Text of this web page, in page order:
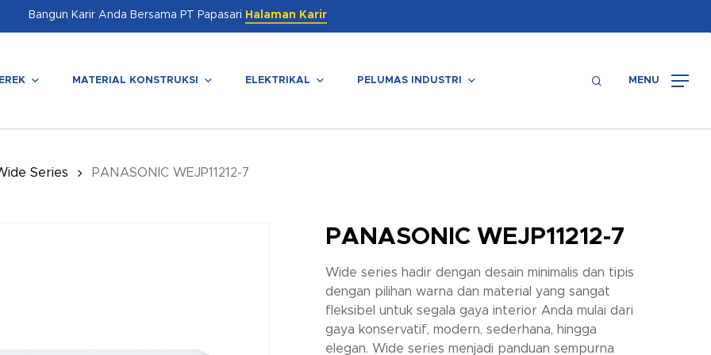
Bangun Karir Anda Bersama PT Papasari Halaman Karir
MATERIAL KONSTRUKSI ELEKTRIKAL PELUMAS INDUSTRI searchMENU
Series PANASONIC WEJP11212-7
PANASONIC WEJP11212-7
Wide series hadir dengan desain minimalis dan tipis
dengan pilihan warna dan material yang sangat
fleksibel untuk segala gaya interior Anda mulai dari
gaya konservatif, modern, sederhana, hingga
elegan. Wide series menjadi panduan sempurna